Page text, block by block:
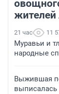
жителей
21 час 11
Муравьи и
народные
Выжившая